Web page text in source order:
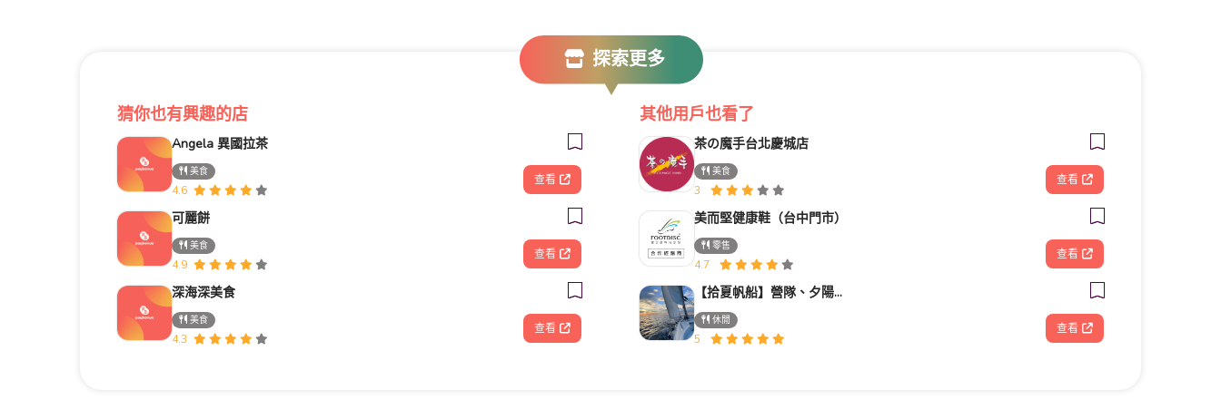
探索更多
猜你也有興趣的店
Angela 異國拉茶
美食
4.6
查看
可麗餅
美食
4.9
查看
深海深美食
美食
4.3
查看
其他用戶也看了
茶の魔手台北慶城店
美食
3
查看
美而堅健康鞋（台中門市）
零售
4.7
查看
【拾夏帆船】營隊、夕陽團、包船、客製化帆船體驗（預約制）
休閒
5
查看